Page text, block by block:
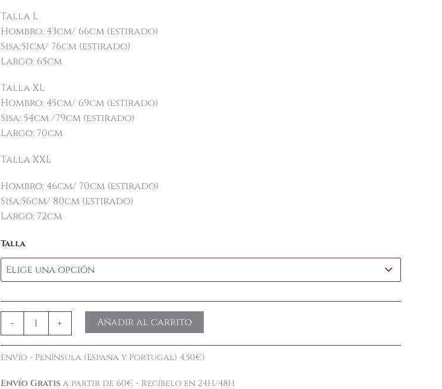
Talla L
Hombro: 43cm/ 66cm (estirado)
Sisa:51cm/ 76cm (estirado)
Largo: 65cm
Talla XL
Hombro: 45cm/ 69cm (estirado)
Sisa: 54cm /79cm (estirado)
Largo: 70cm
Talla XXL
Hombro: 46cm/ 70cm (estirado)
Sisa:56cm/ 80cm (estirado)
Largo: 72cm
Talla
- + Añadir al carrito
Envío - Península (España y Portugal) 4,50€)
Envío Gratisa partir de 60€ - Recíbelo en 24H/48H